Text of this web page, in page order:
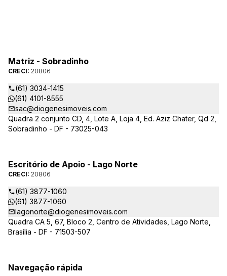
Matriz - Sobradinho
CRECI: 20806
(61) 3034-1415
(61) 4101-8555
sac@diogenesimoveis.com
Quadra 2 conjunto CD, 4, Lote A, Loja 4, Ed. Aziz Chater, Qd 2,
Sobradinho - DF - 73025-043
Escritório de Apoio - Lago Norte
CRECI: 20806
(61) 3877-1060
(61) 3877-1060
lagonorte@diogenesimoveis.com
Quadra CA 5, 67, Bloco 2, Centro de Atividades, Lago Norte,
Brasília - DF - 71503-507
Navegação rápida